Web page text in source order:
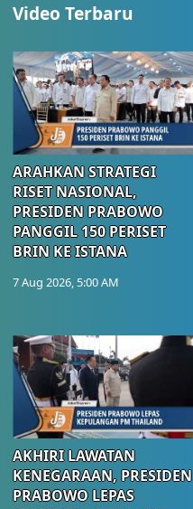
Video Terbaru
ARAHKAN STRATEGI
RISET NASIONAL,
PRESIDEN PRABOWO
PANGGIL 150 PERISET
BRIN KE ISTANA
7 Aug 2026, 5:00 AM
AKHIRI LAWATAN
KENEGARAAN, PRESIDEN
PRABOWO LEPAS